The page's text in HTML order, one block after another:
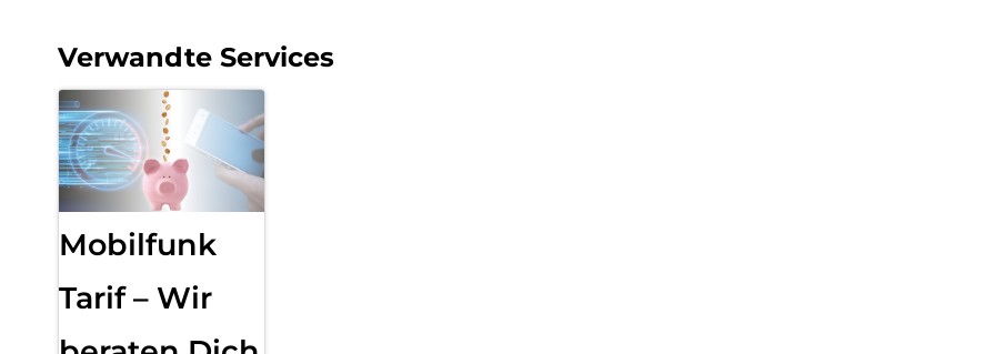
Verwandte Services
Mobilfunk
Tarif – Wir